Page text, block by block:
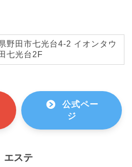
野田市七光台4-2 イオンタウ
七光台2F
公式ペー
ジ
エステ